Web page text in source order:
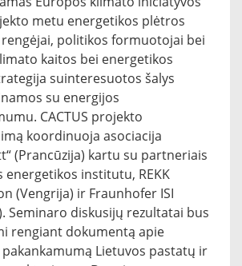
metu energetikos plėtros
politikos formuotojai bei
kaitos bei energetikos
suinteresuotos šalys
su energijos
CACTUS projekto
koordinuoja asociacija
(Prancūzija) kartu su partneriais
energetikos institutu, REKK
(Vengrija) ir Fraunhofer ISI
Seminaro diskusijų rezultatai bus
rengiant dokumentą apie
Lietuvos pastatų ir